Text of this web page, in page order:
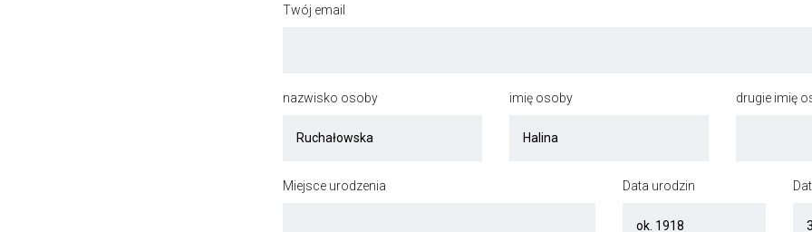
Twój email
nazwisko osoby imię osoby drugie imię
Miejsce urodzenia Data urodzin